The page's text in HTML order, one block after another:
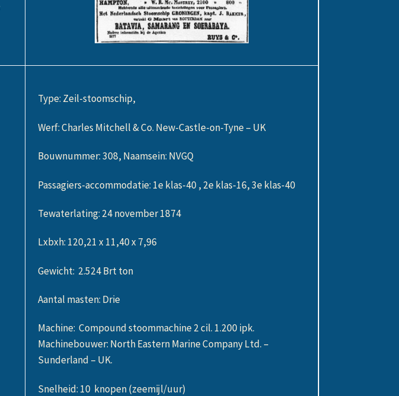
Type: Zeil-stoomschip,
Werf: Charles Mitchell & Co. New-Castle-on-Tyne – UK
Bouwnummer: 308, Naamsein: NVGQ
Passagiers-accommodatie: 1e klas-40 , 2e klas-16, 3e klas-40
Tewaterlating: 24 november 1874
Lxbxh: 120,21 x 11,40 x 7,96
Gewicht: 2.524 Brt ton
Aantal masten: Drie
Machine: Compound stoommachine 2 cil. 1.200 ipk.
Machinebouwer: North Eastern Marine Company Ltd. –
Sunderland – UK.
Snelheid: 10 knopen (zeemijl/uur)